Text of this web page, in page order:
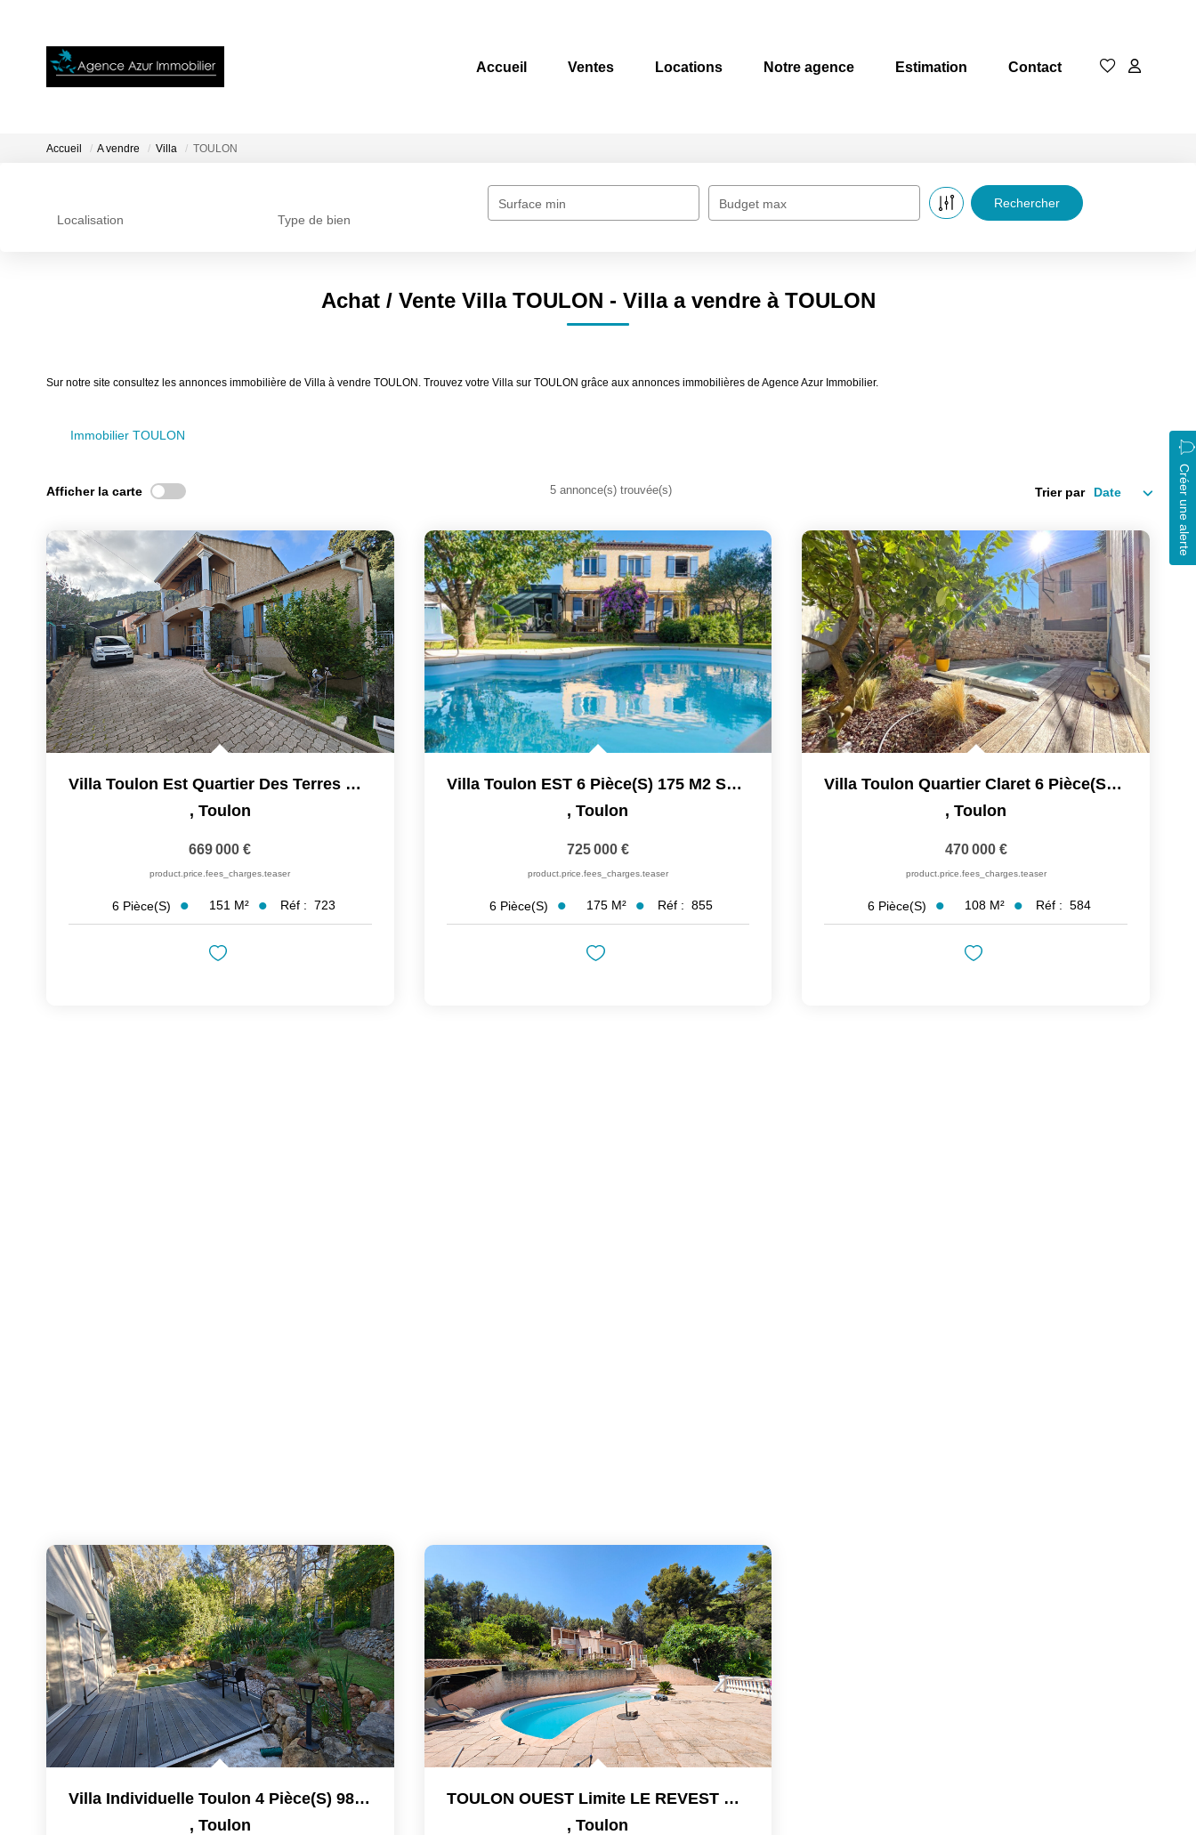
Accueil Ventes Locations Notre agence Estimation Contact
Accueil A vendre Villa TOULON
Localisation Type de bien
Surface min Budget max
Achat / Vente Villa TOULON - Villa a vendre à TOULON
Sur notre site consultez les annonces immobilière de Villa à vendre TOULON. Trouvez votre Villa sur TOULON grâce aux annonces immobilières de Agence Azur Immobilier.
Immobilier TOULON
Créer une alerte
Afficher la carte 5 annonce(s) trouvée(s) Trier par
Villa Toulon Est Quartier Des Terres Rouges 6 Pièces 151 M2...
, Toulon
669 000 €
product.price.fees_charges.teaser
6 Pièce(s) 151 M² Réf : 723
Villa Toulon EST 6 Pièce(s) 175 M2 Sur Terrain De 620m2...
,Toulon
725 000 €
product.price.fees_charges.teaser
6 Pièce(s) 175 M² Réf : 855
Villa Toulon Quartier Claret 6 Pièce(s) 108 M2 Sur Terrain...
,Toulon
470 000 €
product.price.fees_charges.teaser
6 Pièce(s) 108 M² Réf : 584
Villa Individuelle Toulon 4 Pièce(s) 98 M2 Sur Terrain De...
, Toulon
TOULON OUEST Limite LE REVEST VILLA DE 141 M² SUR 3 500 M²...
,Toulon